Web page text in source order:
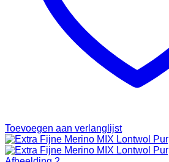
Toevoegen aan verlanglijst